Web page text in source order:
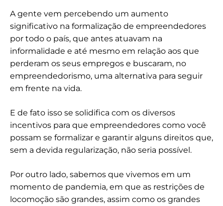
A gente vem percebendo um aumento
significativo na formalização de empreendedores
por todo o país, que antes atuavam na
informalidade e até mesmo em relação aos que
perderam os seus empregos e buscaram, no
empreendedorismo, uma alternativa para seguir
em frente na vida.
E de fato isso se solidifica com os diversos
incentivos para que empreendedores como você
possam se formalizar e garantir alguns direitos que,
sem a devida regularização, não seria possível.
Por outro lado, sabemos que vivemos em um
momento de pandemia, em que as restrições de
locomoção são grandes, assim como os grandes